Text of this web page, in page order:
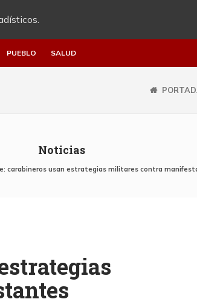
PUEBLO SALUD
Noticias
carabineros usan estrategias militares contra